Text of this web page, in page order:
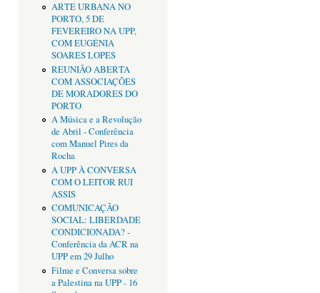
ARTE URBANA NO
PORTO, 5 DE
FEVEREIRO NA UPP,
COM EUGÉNIA
SOARES LOPES
REUNIÃO ABERTA
COM ASSOCIAÇÕES
DE MORADORES DO
PORTO
A Música e a Revolução
de Abril - Conferência
com Manuel Pires da
Rocha
A UPP À CONVERSA
COM O LEITOR RUI
ASSIS
COMUNICAÇÃO
SOCIAL: LIBERDADE
CONDICIONADA? -
Conferência da ACR na
UPP em 29 Julho
Filme e Conversa sobre
a Palestina na UPP - 16